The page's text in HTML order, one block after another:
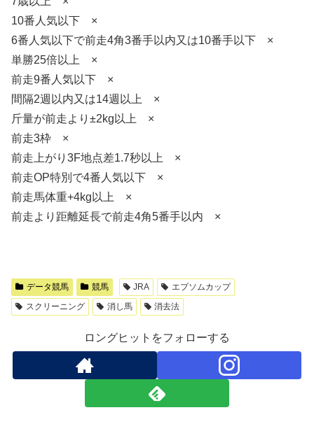
10番人気以下 ×
6番人気以下で前走4角3番手以内又は10番手以下 ×
単勝25倍以上 ×
前走9番人気以下 ×
間隔2週以内又は14週以上 ×
斤量が前走より±2kg以上 ×
前走3枠 ×
前走上がり3F地点差1.7秒以上 ×
前走OP特別で4番人気以下 ×
前走馬体重+4kg以上 ×
前走より距離延長で前走4角5番手以内 ×
データ競馬 競馬 JRA
エプソムカップ
スクリーニング
消し馬 消去法
ロングヒットをフォローする